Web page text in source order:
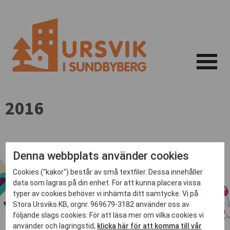
2016
Denna webbplats använder cookies
Cookies ("kakor") består av små textfiler. Dessa innehåller
data som lagras på din enhet. För att kunna placera vissa
typer av cookies behöver vi inhämta ditt samtycke. Vi på
Stora Ursviks KB, orgnr. 969679-3182 använder oss av
följande slags cookies. För att läsa mer om vilka cookies vi
använder och lagringstid, klicka här för att komma till vår